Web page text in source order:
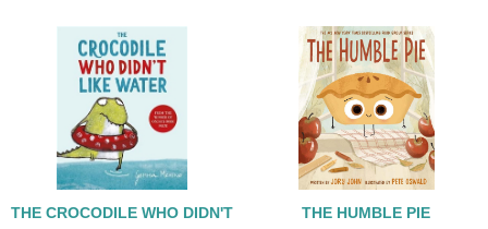
THE CROCODILE WHO DIDN'T LIKE WATER(中譯：小鱷魚，最怕
THE HUMBLE PIE